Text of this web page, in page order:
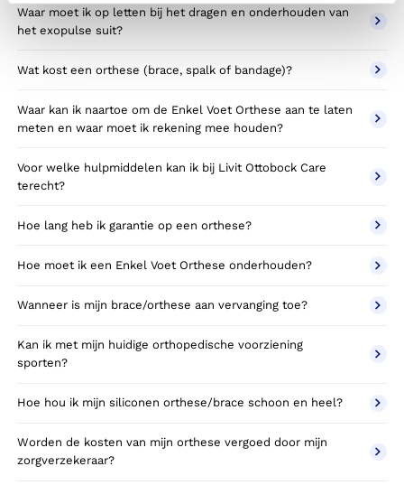
Waar moet ik op letten bij het dragen en onderhouden van
het exopulse suit?
Wat kost een orthese (brace, spalk of bandage)?
Waar kan ik naartoe om de Enkel Voet Orthese aan te laten
meten en waar moet ik rekening mee houden?
Voor welke hulpmiddelen kan ik bij Livit Ottobock Care
terecht?
Hoe lang heb ik garantie op een orthese?
Hoe moet ik een Enkel Voet Orthese onderhouden?
Wanneer is mijn brace/orthese aan vervanging toe?
Kan ik met mijn huidige orthopedische voorziening
sporten?
Hoe hou ik mijn siliconen orthese/brace schoon en heel?
Worden de kosten van mijn orthese vergoed door mijn
zorgverzekeraar?